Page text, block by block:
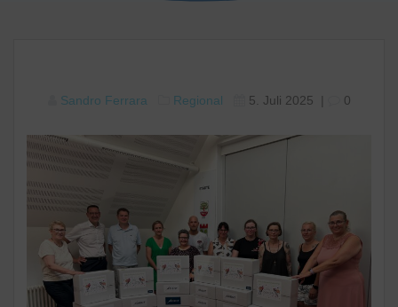
Sandro Ferrara Regional 5. Juli 2025 | 0